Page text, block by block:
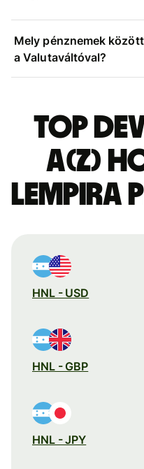
Mely pénznemek
a Valutaváltóval?
Top
a(z)
lempira
HNL - USD
HNL - GBP
HNL - JPY